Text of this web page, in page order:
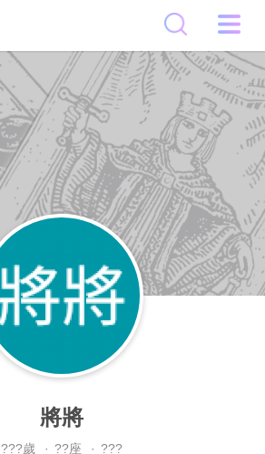
將將
???歲 · ??座 · ???